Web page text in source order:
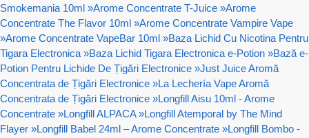
Smokemania 10ml »Arome Concentrate T-Juice »Arome
Concentrate The Flavor 10ml »Arome Concentrate Vampire Vape
»Arome Concentrate VapeBar 10ml »Baza Lichid Cu Nicotina Pentru
Tigara Electronica »Baza Lichid Tigara Electronica e-Potion »Bază e-
Potion Pentru Lichide De Țigări Electronice »Just Juice Aromă
Concentrata de Țigări Electronice »La Lechería Vape Aromă
Concentrata de Țigări Electronice »Longfill Aisu 10ml - Arome
Concentrate »Longfill ALPACA »Longfill Atemporal by The Mind
Flayer »Longfill Babel 24ml – Arome Concentrate »Longfill Bombo -